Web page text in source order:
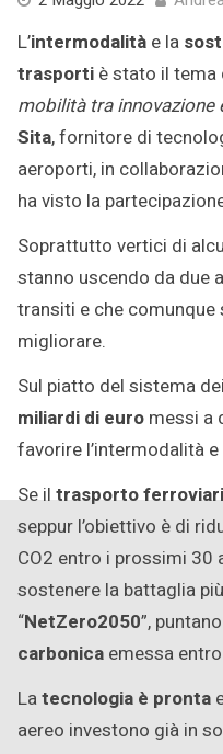
2022
L’intermodalità e la
trasporti è stato il tema
mobilità tra innovazione
Sita, fornitore di
aeroporti, in
ha visto la
Soprattutto vertici di
stanno uscendo da due
transiti e che
migliorare.
Sul piatto del sistema
miliardi di euro messi a
favorire l’intermodalità
Se iltrasporto
seppur l’obiettivo è di
CO2 entro i prossimi 30
sostenere la battaglia
“NetZero2050”,
carbonica emessa
Latecnologia è pronta
aereo investono già in